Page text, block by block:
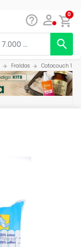
0
Fraldas Cotocouch 1